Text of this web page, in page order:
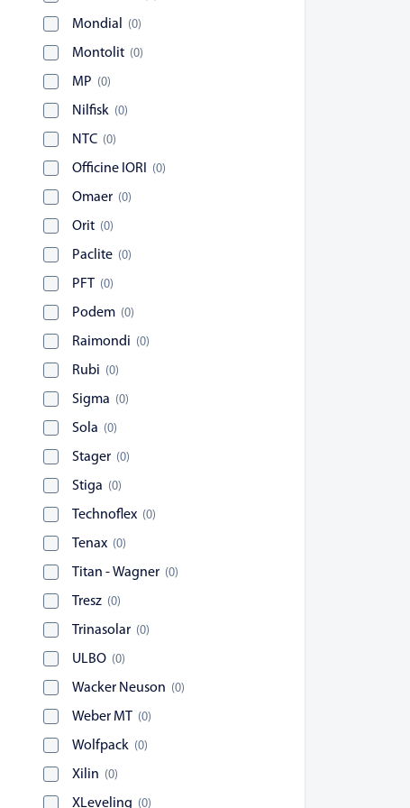
Mondial (0)
Montolit (0)
MP (0)
Nilfisk (0)
NTC (0)
Officine IORI (0)
Omaer (0)
Orit (0)
Paclite (0)
PFT (0)
Podem (0)
Raimondi (0)
Rubi (0)
Sigma (0)
Sola (0)
Stager (0)
Stiga (0)
Technoflex (0)
Tenax (0)
Titan - Wagner (0)
Tresz (0)
Trinasolar (0)
ULBO (0)
Wacker Neuson (0)
Weber MT (0)
Wolfpack (0)
Xilin (0)
XLeveling (0)